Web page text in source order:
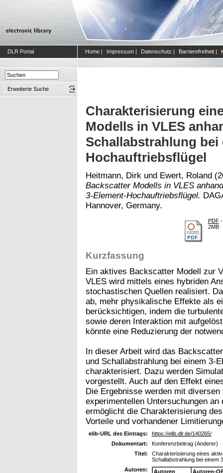
DLR Portal Home | Impressum | Datenschutz | Barrierefreiheit |
Erweiterte Suche
Charakterisierung
Modells in VLES
Schallabstrahlung bei
Hochauftriebsflügel
Heitmann, Dirk und Ewert, Roland
Backscatter Modells in VLES
3-Element-Hochauftriebsflügel.
Hannover, Germany.
PDF-
2MB
Kurzfassung
Ein aktives Backscatter Modell zur
VLES wird mittels eines hybriden
stochastischen Quellen realisiert.
ab, mehr physikalische Effekte als
berücksichtigen, indem die
sowie deren Interaktion mit
könnte eine Reduzierung der
In dieser Arbeit wird das
und Schallabstrahlung bei einem 3-
charakterisiert. Dazu werden
vorgestellt. Auch auf den Effekt
Die Ergebnisse werden mit
experimentellen Untersuchungen
ermöglicht die Charakterisierung
Vorteile und vorhandener
elib-URL des Eintrags:
https://elib.dlr.de/140265/
Dokumentart:
Konferenzbeitrag (Anderer)
Titel:
Charakterisierung eines
Schallabstrahlung bei einem
Autoren:
Autoren
Autoren-